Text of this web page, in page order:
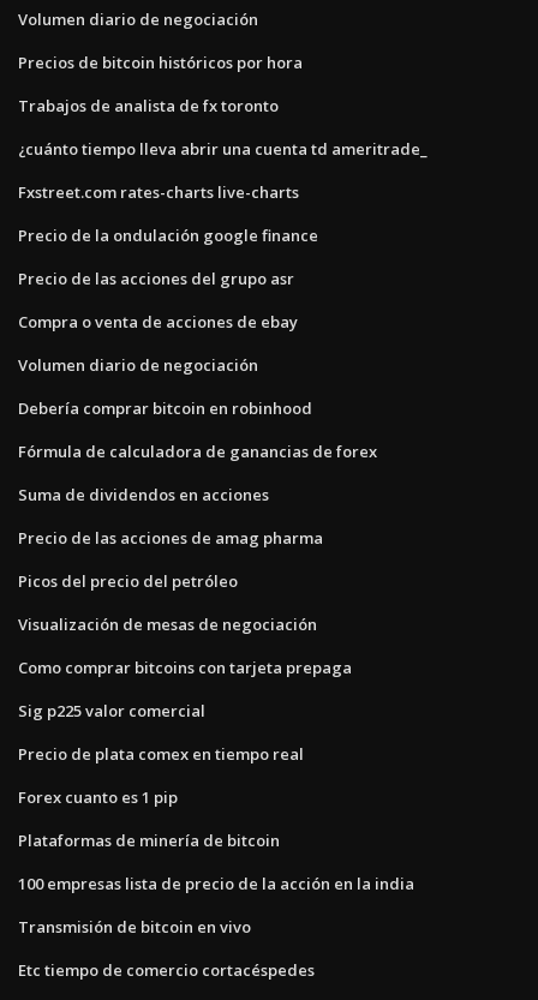
Volumen diario de negociación
Precios de bitcoin históricos por hora
Trabajos de analista de fx toronto
¿cuánto tiempo lleva abrir una cuenta td ameritrade_
Fxstreet.com rates-charts live-charts
Precio de la ondulación google finance
Precio de las acciones del grupo asr
Compra o venta de acciones de ebay
Volumen diario de negociación
Debería comprar bitcoin en robinhood
Fórmula de calculadora de ganancias de forex
Suma de dividendos en acciones
Precio de las acciones de amag pharma
Picos del precio del petróleo
Visualización de mesas de negociación
Como comprar bitcoins con tarjeta prepaga
Sig p225 valor comercial
Precio de plata comex en tiempo real
Forex cuanto es 1 pip
Plataformas de minería de bitcoin
100 empresas lista de precio de la acción en la india
Transmisión de bitcoin en vivo
Etc tiempo de comercio cortacéspedes